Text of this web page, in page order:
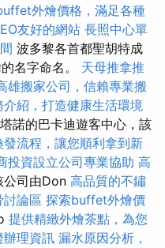
外燴價格，滿足各種
友好的網站 長照中心單
波多黎各首都聖胡特成
名字命名。 天母推拿推
雄搬家公司，信賴專業搬
紹，打造健康生活環境
諾的巴卡迪遊客中心，該
發流程，讓您順利拿到新
投資設立公司專業協助 高
公司由Don 高品質的不鏽
討論區 探索buffet外燴價
提供精緻外燴茶點，為您
辦理資訊 漏水原因分析，